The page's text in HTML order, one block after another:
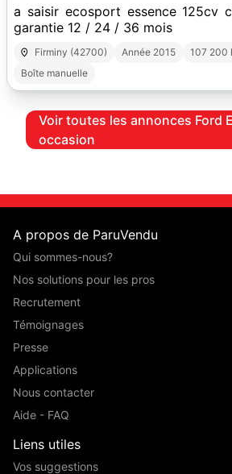
a saisir ecosport essence 125cv
garantie 12 / 24 / 36 mois
Firminy (42700) Année 2015 107 200
Boîte manuelle
Voir toutes les annonces Ford
occasion
A propos de ParuVendu
Qui sommes-nous?
Nos solutions pour les pros
Recrutement
Témoignages
Presse
Applications
Nous contacter
Aide - FAQ
Liens utiles
Vos suggestions